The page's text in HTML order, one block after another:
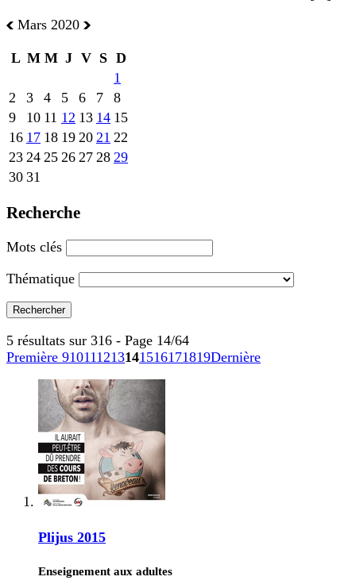
Mars 2020
L M M J V S D
1
2
3 4 5 6 7
8
9
10 11 12 13 14 15
16 17 18 19 20 21 22
23 24 25 26 27 28 29
30 31
Recherche
Mots clés
Thématique
5 résultats sur 316 - Page 14/64
Première 910111213141516171819Dernière
Plijus 2015
Enseignement aux adultes